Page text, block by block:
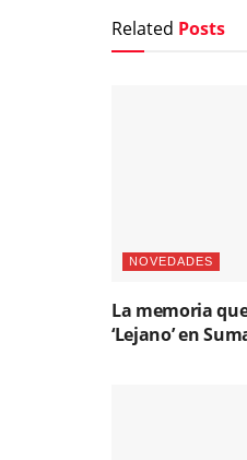
Related Posts
NOVEDADES
La memoria
‘Lejano’ en